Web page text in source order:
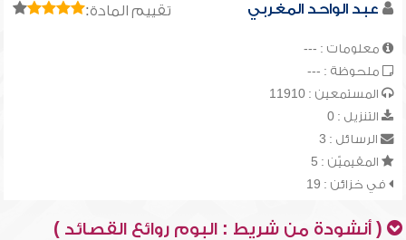
تقييم المادة: عبد الواحد المغربي
معلومات : ---
ملحوظة : ---
المستمعين : 11910
التنزيل : 0
الرسائل : 3
المقيميّن : 5
في خزائن : 19
( أنشودة من شريط : البوم روائع القصائد )